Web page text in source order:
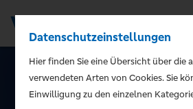
ALLE EVENTS
Datenschutzeinstellungen
Hier finden Sie eine Übersicht über die
verwendeten Arten von Cookies. Sie
Einwilligung zu den einzelnen